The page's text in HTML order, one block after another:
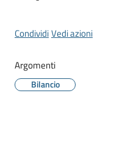
gli
CondividiVedi azioni
Argomenti
Bilancio